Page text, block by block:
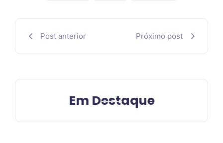
Post anterior Próximo post
Em Destaque